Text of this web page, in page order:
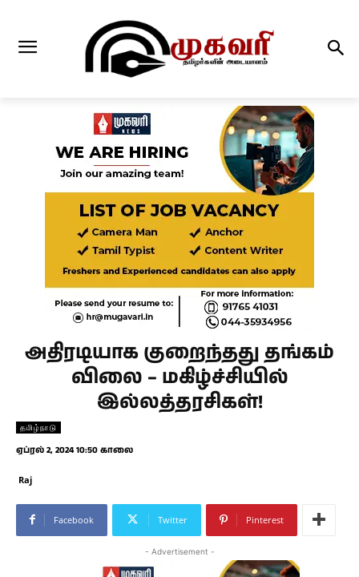
அதிரடியாக குறைந்தது தங்கம்
விலை – மகிழ்ச்சியில்
இல்லத்தரசிகள்!
தமிழ்நாடு
ஏப்ரல் 2, 2024 10:50 காலை
Raj
Facebook Twitter Pinterest
- Advertisement -